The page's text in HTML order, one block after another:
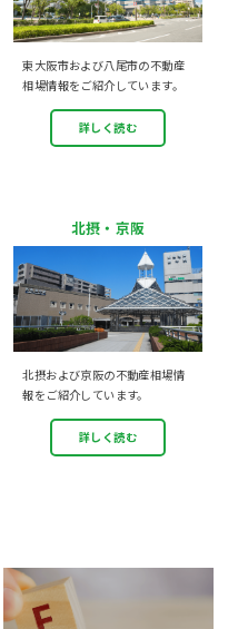
東大阪市および八尾市の不動産
相場情報をご紹介しています。
詳しく読む
北摂・京阪
北摂および京阪の不動産相場情
報をご紹介しています。
詳しく読む